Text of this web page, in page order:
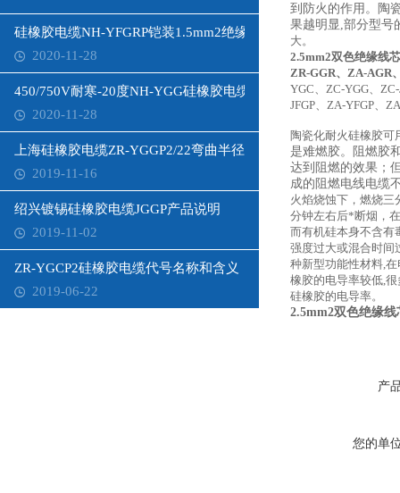
硅橡胶电缆NH-YFGRP铠装1.5mm2绝缘f46
2020-11-28
450/750V耐寒-20度NH-YGG硅橡胶电缆
2020-11-28
上海硅橡胶电缆ZR-YGGP2/22弯曲半径10D铠装型
2019-11-16
绍兴镀锡硅橡胶电缆JGGP产品说明
2019-11-02
ZR-YGCP2硅橡胶电缆代号名称和含义
2019-06-22
到防火的作用。陶
果越明显,部分型号
大。
2.5mm2双色绝缘线
ZR-GGR、ZA-AGR
YGC、ZC-YGG、
JFGP、ZA-YFGP、
陶瓷化耐火硅橡胶可
是难燃胶。阻燃胶
达到阻燃的效果；
成的阻燃电线电缆
火焰烧蚀下，燃烧三
分钟左右后*断烟，
而有机硅本身不含有
强度过大或混合时间
种新型功能性材料,
橡胶的电导率较低,
硅橡胶的电导率。
2.5mm2双色绝缘
产
您的单